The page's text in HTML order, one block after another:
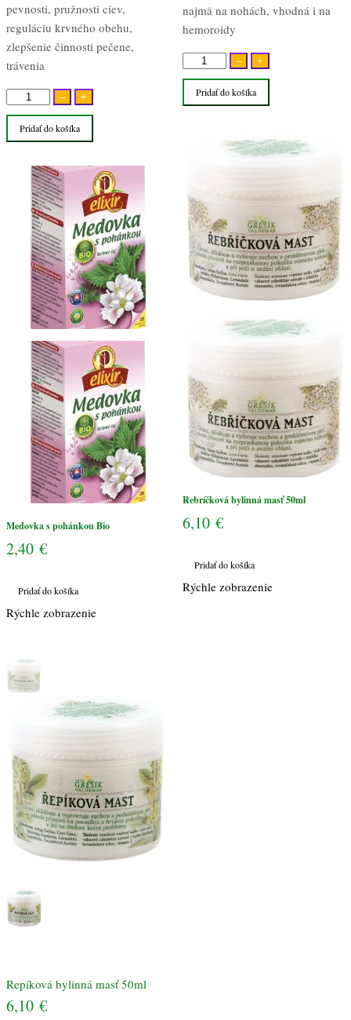
pevnosti, pružnosti ciev,
reguláciu krvného obehu,
zlepšenie činnosti pečene,
trávenia
–
množstvo
Medovka
+
Pridať do košíka
Medovka s pohánkou Bio
2,40 €
Pridať do košíka
Rýchle zobrazenie
najmä na nohách, vhodná i na
hemoroidy
–
množstvo
Rebríčková
bylinná
+
Pridať do košíka
Rebríčková bylinná masť 50ml
6,10 €
Pridať do košíka
Rýchle zobrazenie
Repíková bylinná masť 50ml
6,10 €